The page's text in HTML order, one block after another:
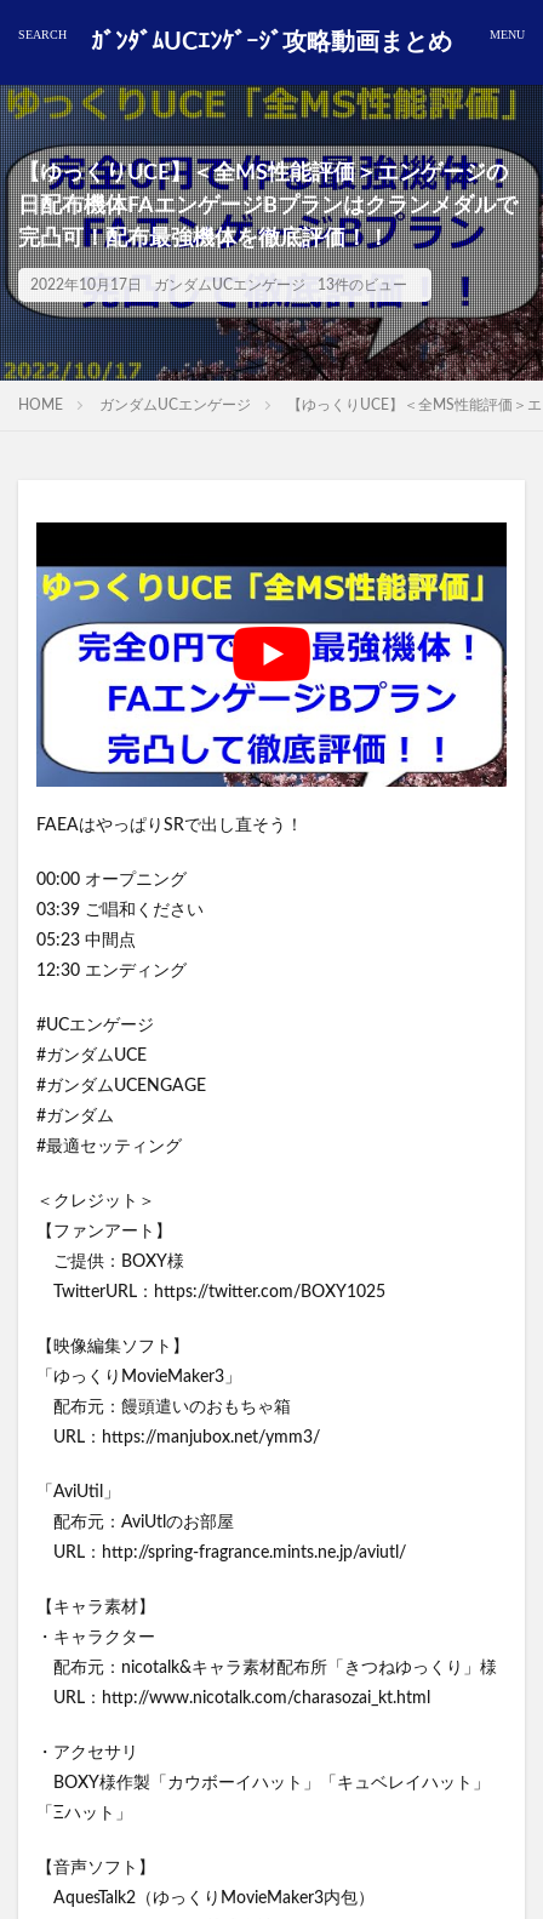
ｶﾞﾝﾀﾞﾑUCｴﾝｹﾞｰｼﾞ攻略動画まとめ
【ゆっくりUCE】＜全MS性能評価＞エンゲージの
日配布機体FAエンゲージBプランはクランメダルで
完凸可！配布最強機体を徹底評価！！
2022年10月17日 ガンダムUCエンゲージ 13件のビュー
HOME ガンダムUCエンゲージ 【ゆっくりUCE】＜全MS性能評価＞
FAEAはやっぱりSRで出し直そう！
00:00 オープニング
03:39 ご唱和ください
05:23 中間点
12:30 エンディング
#UCエンゲージ
#ガンダムUCE
#ガンダムUCENGAGE
#ガンダム
#最適セッティング
＜クレジット＞
【ファンアート】
ご提供：BOXY様
TwitterURL：https://twitter.com/BOXY1025
【映像編集ソフト】
「ゆっくりMovieMaker3」
配布元：饅頭遣いのおもちゃ箱
URL：https://manjubox.net/ymm3/
「AviUtil」
配布元：AviUtlのお部屋
URL：http://spring-fragrance.mints.ne.jp/aviutl/
【キャラ素材】
・キャラクター
配布元：nicotalk&キャラ素材配布所「きつねゆっくり」様
URL：http://www.nicotalk.com/charasozai_kt.html
・アクセサリ
BOXY様作製「カウボーイハット」「キュベレイハット」
「Ξハット」
【音声ソフト】
AquesTalk2（ゆっくりMovieMaker3内包）